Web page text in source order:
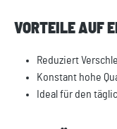
VORTEILE AUF
Reduziert
Konstant hohe
Ideal für den